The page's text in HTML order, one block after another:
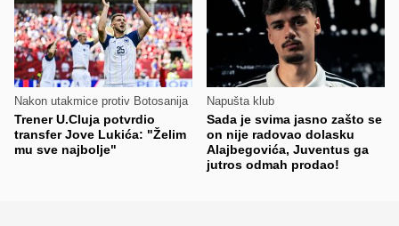
Nakon utakmice protiv Botosanija
Trener U.Cluja potvrdio
transfer Jove Lukića: "Želim
mu sve najbolje"
Napušta klub
Sada je svima jasno zašto se
on nije radovao dolasku
Alajbegovića, Juventus ga
jutros odmah prodao!